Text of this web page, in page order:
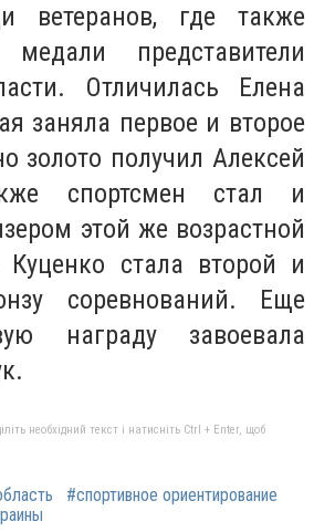
ветеранов, где также
представители
Отличилась Елена
заняла первое и второе
золото получил Алексей
спортсмен стал и
этой же возрастной
стала второй и
соревнований. Еще
награду завоевала
необхідний текст і натисніть Ctrl + Enter, щоб
#спортивное ориентирование